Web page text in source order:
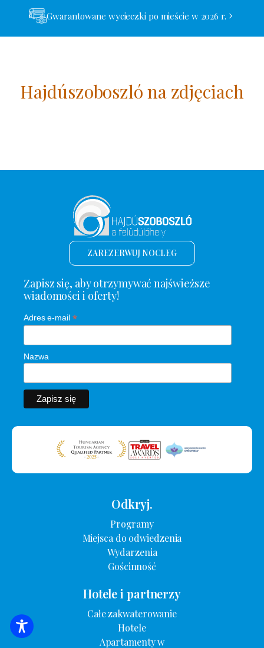
Gwarantowane wycieczki po mieście w 2026 r.
Hajdúszoboszló na zdjęciach
WYSZUKIWANIE ZAKWATEROWANIA
ZAREZERWUJ NOCLEG
Zapisz się, aby otrzymywać najświeższe
wiadomości i oferty!
Adres e-mail *
Nazwa
Odkryj.
Programy
Miejsca do odwiedzenia
Wydarzenia
Gościnność
Hotele i partnerzy
Całe zakwaterowanie
Hotele
Apartamenty w